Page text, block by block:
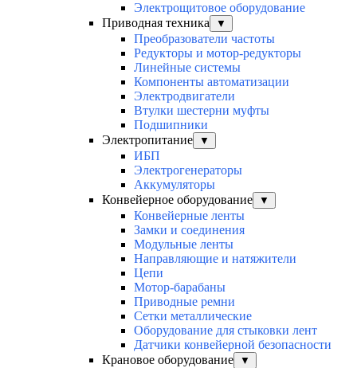
Электрощитовое оборудование
Приводная техника
▼
Преобразователи частоты
Редукторы и мотор-редукторы
Линейные системы
Компоненты автоматизации
Электродвигатели
Втулки шестерни муфты
Подшипники
Электропитание
▼
ИБП
Электрогенераторы
Аккумуляторы
Конвейерное оборудование
▼
Конвейерные ленты
Замки и соединения
Модульные ленты
Направляющие и натяжители
Цепи
Мотор-барабаны
Приводные ремни
Сетки металлические
Оборудование для стыковки лент
Датчики конвейерной безопасности
Крановое оборудование
▼